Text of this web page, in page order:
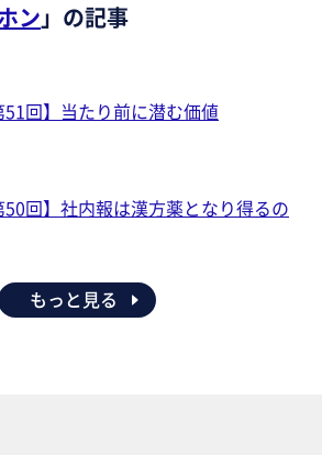
ン」の記事
回】当たり前に潜む価値
回】社内報は漢方薬となり得るの
もっと見る